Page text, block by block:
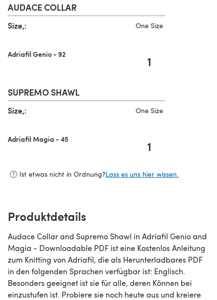
AUDACE COLLAR
Size,: One Size
Adriafil Genio - 92 1
SUPREMO SHAWL
Size,: One Size
Adriafil Magia - 45 1
Ist etwas nicht in Ordnung?Lass es uns hier wissen.
Produktdetails
Audace Collar and Supremo Shawl in Adriafil Genio and
Magia - Downloadable PDF ist eine Kostenlos Anleitung
zum Knitting von Adriafil, die als Herunterladbares PDF
in den folgenden Sprachen verfügbar ist: Englisch.
Besonders geeignet ist sie für alle, deren Können bei
einzustufen ist. Probiere sie noch heute aus und kreiere